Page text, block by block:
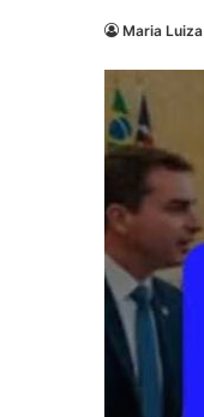
Maria Luiza